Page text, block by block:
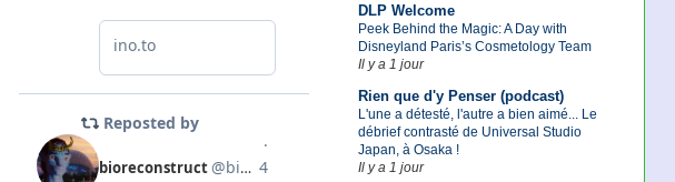
DLP Welcome
Peek Behind the Magic: A Day with
Disneyland Paris’s Cosmetology Team
Il y a 1 jour
Rien que d'y Penser (podcast)
L'une a détesté, l'autre a bien aimé... Le
débrief contrasté de Universal Studio
Japan, à Osaka !
Il y a 1 jour